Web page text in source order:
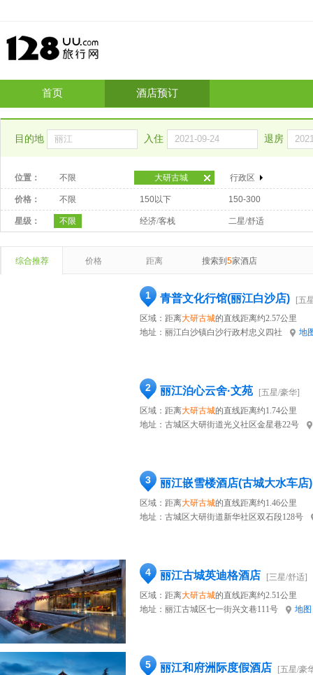
首页 酒店预订
目的地 入住 退房
位置： 不限 大研古城 行政区
价格： 不限 150以下 150-300
星级： 不限 经济/客栈 二星/舒适
综合推荐 价格 距离 搜索到 5家酒店
1 青普文化行馆(丽江白沙店)
[五
区域：距离大研古城的直线距离约2.57公里
地址： 丽江白沙镇白沙行政村忠义四社 地
2 丽江泊心云舍·文苑
[五星/豪华]
区域：距离大研古城的直线距离约1.74公里
地址： 古城区大研街道光义社区金星巷22号
3 丽江嵌雪楼酒店(古城大水车店)
区域：距离大研古城的直线距离约1.46公里
地址： 古城区大研街道新华社区双石段128号
4 丽江古城英迪格酒店
[三星/舒适]
区域：距离大研古城的直线距离约2.51公里
地址： 丽江古城区七一街兴文巷111号 地图
5 丽江和府洲际度假酒店
[五星/豪